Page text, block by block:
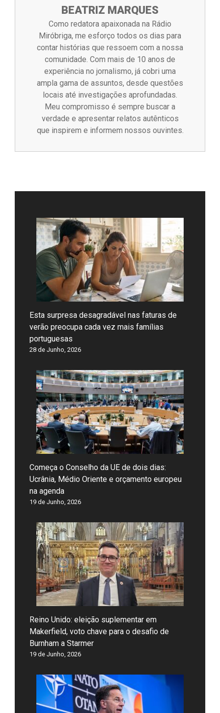
BEATRIZ MARQUES
Como redatora apaixonada na Rádio
Miróbriga, me esforço todos os dias para
contar histórias que ressoem com a nossa
comunidade. Com mais de 10 anos de
experiência no jornalismo, já cobri uma
ampla gama de assuntos, desde questões
locais até investigações aprofundadas.
Meu compromisso é sempre buscar a
verdade e apresentar relatos autênticos
que inspirem e informem nossos ouvintes.
Esta surpresa desagradável nas faturas de
verão preocupa cada vez mais famílias
portuguesas
28 de Junho, 2026
Começa o Conselho da UE de dois dias:
Ucrânia, Médio Oriente e orçamento europeu
na agenda
19 de Junho, 2026
Reino Unido: eleição suplementar em
Makerfield, voto chave para o desafio de
Burnham a Starmer
19 de Junho, 2026